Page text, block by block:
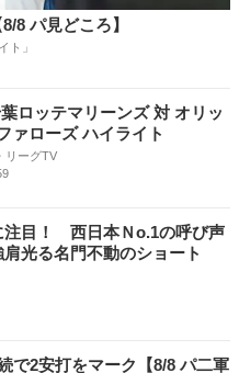
8 パ見どころ】
ト」
ロッテマリーンズ 対 オリッ
ァローズ ハイライト
リーグTV
注目！ 西日本Ｎo.1の呼び声
光る名門不動のショート
で2安打をマーク【8/8 パ二軍